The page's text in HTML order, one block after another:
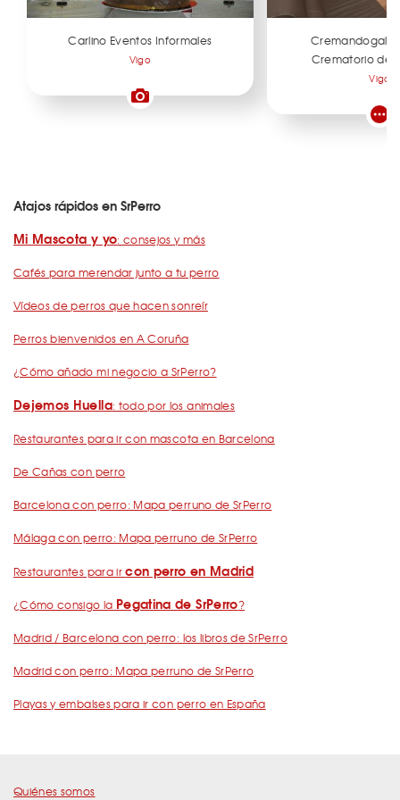
Carlino Eventos Informales
Vigo
Cremandogal
Crematorio de
Vigo
Atajos rápidos en SrPerro
Mi Mascota y yo: consejos y más
Cafés para merendar junto a tu perro
Vídeos de perros que hacen sonreír
Perros bienvenidos en A Coruña
¿Cómo añado mi negocio a SrPerro?
Dejemos Huella: todo por los animales
Restaurantes para ir con mascota en Barcelona
De Cañas con perro
Barcelona con perro: Mapa perruno de SrPerro
Málaga con perro: Mapa perruno de SrPerro
Restaurantes para ircon perro en Madrid
¿Cómo consigo la Pegatina de SrPerro?
Madrid / Barcelona con perro: los libros de SrPerro
Madrid con perro: Mapa perruno de SrPerro
Playas y embalses para ir con perro en España
Quiénes somos